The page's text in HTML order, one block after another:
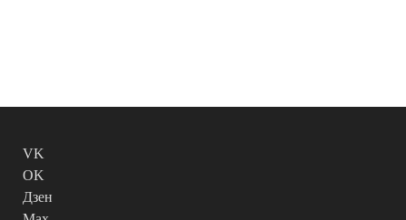
VK
OK
Дзен